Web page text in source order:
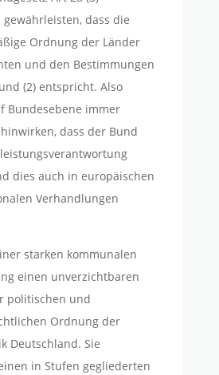
dass die
Ordnung der Länder
und den Bestimmungen
(2) entspricht. Also
Bundesebene immer
dass der Bund
dies auch in europäischen
Verhandlungen
starken kommunalen
einen unverzichtbaren
politischen und
Ordnung der
Deutschland. Sie
in Stufen gegliederten